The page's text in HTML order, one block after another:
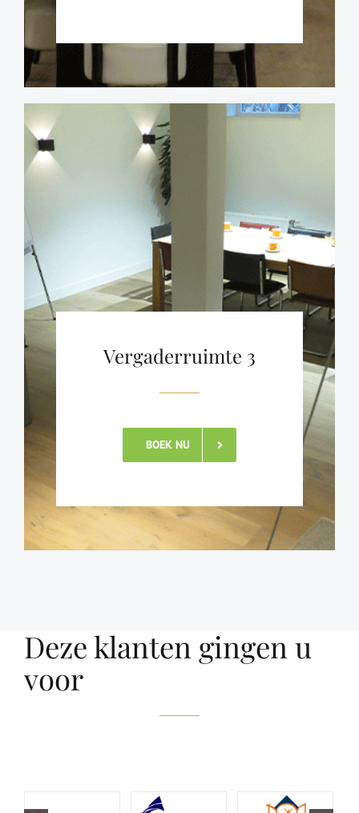
Vergaderruimte 3
BOEK NU
Deze klanten gingen u
voor